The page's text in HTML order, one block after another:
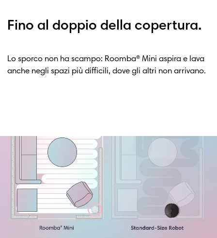
Fino al doppio della copertura.
Lo sporco non ha scampo: Roomba® Mini aspira e lava
anche negli spazi più difficili, dove gli altri non arrivano.